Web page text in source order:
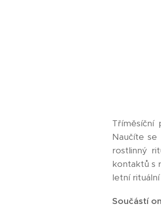
Tříměsíční
Naučíte se
rostlinný
kontaktů s
letní
Součástí